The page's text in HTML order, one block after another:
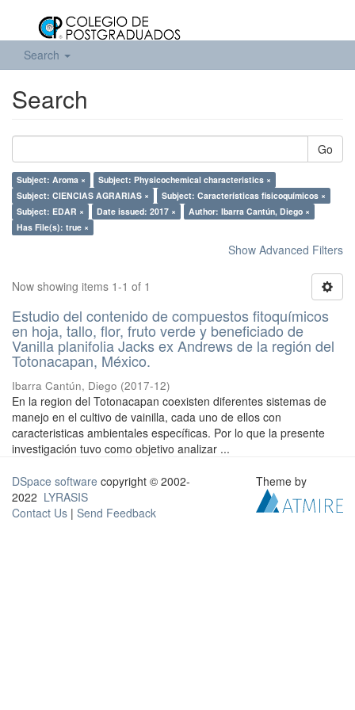
Search
Search
Go
Subject: Aroma ×
Subject: Physicochemical characteristics ×
Subject: CIENCIAS AGRARIAS ×
Subject: Características fisicoquímicos ×
Subject: EDAR ×
Date issued: 2017 ×
Author: Ibarra Cantún, Diego ×
Has File(s): true ×
Show Advanced Filters
Now showing items 1-1 of 1
Estudio del contenido de compuestos fitoquímicos
en hoja, tallo, flor, fruto verde y beneficiado de
Vanilla planifolia Jacks ex Andrews de la región del
Totonacapan, México.
Ibarra Cantún, Diego (2017-12)
En la region del Totonacapan coexisten diferentes sistemas de
manejo en el cultivo de vainilla, cada uno de ellos con
caracteristicas ambientales específicas. Por lo que la presente
investigación tuvo como objetivo analizar ...
DSpace software copyright © 2002-
2022 LYRASIS
Contact Us | Send Feedback
Theme by